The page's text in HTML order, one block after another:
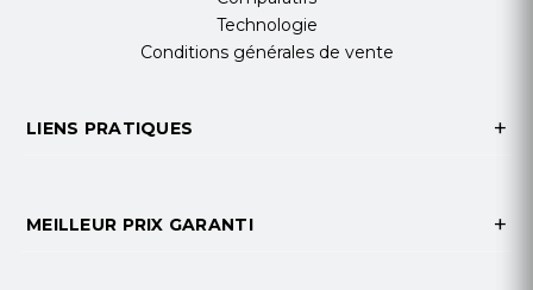
A53*4) 2.2GHz
Version du
Android 11
RAM
Technologie
Conditions générales de vente
LIENS PRATIQUES
MEILLEUR PRIX GARANTI